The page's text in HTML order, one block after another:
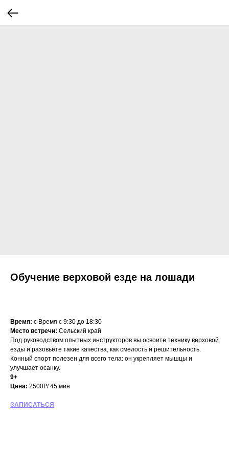
Обучение верховой езде на лошади
Время: c Время с 9:30 до 18:30
Место встречи: Сельский край
Под руководством опытных инструкторов вы освоите технику верховой
езды и разовьёте такие качества, как смелость и решительность.
Конный спорт полезен для всего тела: он укрепляет мышцы и
улучшает осанку.
9+
Цена: 2500₽/ 45 мин
ЗАПИСАТЬСЯ